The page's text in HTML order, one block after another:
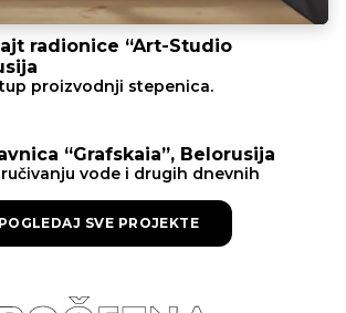
radionice “Art-Studio
proizvodnji stepenica.
“Grafskaia”, Belorusija
vode i drugih dnevnih
POGLEDAJ SVE PROJEKTE